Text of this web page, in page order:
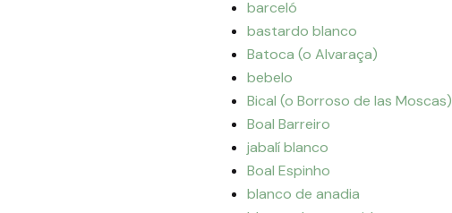
barceló
bastardo blanco
Batoca (o Alvaraça)
bebelo
Bical (o Borroso de las Moscas)
Boal Barreiro
jabalí blanco
Boal Espinho
blanco de anadia